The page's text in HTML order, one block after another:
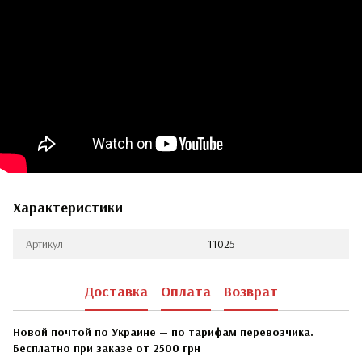
Характеристики
Артикул 11025
Доставка Оплата Возврат
Новой почтой по Украине — по тарифам перевозчика.
Бесплатно при заказе от 2500 грн